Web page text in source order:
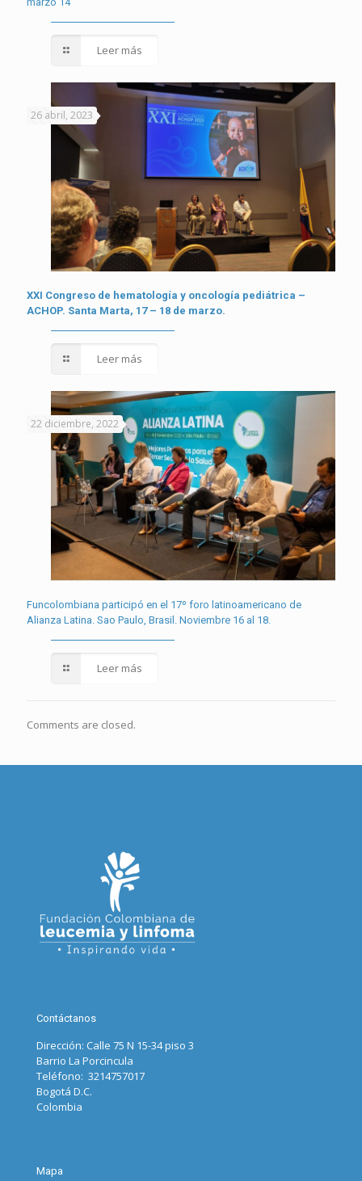
Leer más
26 abril, 2023
XXI Congreso de hematología y oncología pediátrica –
ACHOP. Santa Marta, 17 – 18 de marzo.
Leer más
22 diciembre, 2022
Funcolombiana participó en el 17º foro latinoamericano de
Alianza Latina. Sao Paulo, Brasil. Noviembre 16 al 18.
Leer más
Comments are closed.
Contáctanos
Dirección: Calle 75 N 15-34 piso 3
Barrio La Porcincula
Teléfono: 3214757017
Bogotá D.C.
Colombia
Mapa